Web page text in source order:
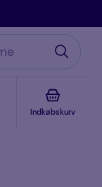
Indkøbskurv